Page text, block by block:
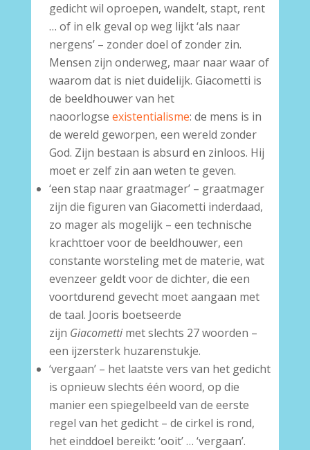
gedicht wil oproepen, wandelt, stapt, rent
… of in elk geval op weg lijkt ‘als naar
nergens’ – zonder doel of zonder zin.
Mensen zijn onderweg, maar naar waar of
waarom dat is niet duidelijk. Giacometti is
de beeldhouwer van het
naoorlogse existentialisme: de mens is in
de wereld geworpen, een wereld zonder
God. Zijn bestaan is absurd en zinloos. Hij
moet er zelf zin aan weten te geven.
‘een stap naar graatmager’ – graatmager
zijn die figuren van Giacometti inderdaad,
zo mager als mogelijk – een technische
krachttoer voor de beeldhouwer, een
constante worsteling met de materie, wat
evenzeer geldt voor de dichter, die een
voortdurend gevecht moet aangaan met
de taal. Jooris boetseerde
zijn Giacomettimet slechts 27 woorden –
een ijzersterk huzarenstukje.
‘vergaan’ – het laatste vers van het gedicht
is opnieuw slechts één woord, op die
manier een spiegelbeeld van de eerste
regel van het gedicht – de cirkel is rond,
het einddoel bereikt: ‘ooit’ … ‘vergaan’.